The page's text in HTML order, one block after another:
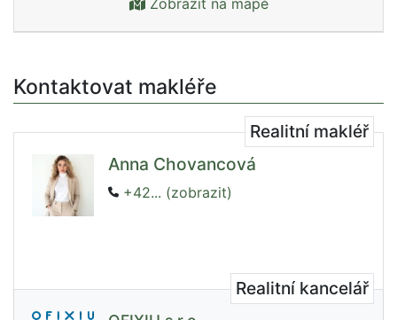
Kontaktovat makléře
Realitní makléř
Anna Chovancová
+42... (zobrazit)
Realitní kancelář